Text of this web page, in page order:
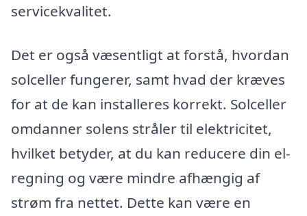
servicekvalitet.
Det er også væsentligt at forstå, hvordan
solceller fungerer, samt hvad der kræves
for at de kan installeres korrekt. Solceller
omdanner solens stråler til elektricitet,
hvilket betyder, at du kan reducere din el-
regning og være mindre afhængig af
strøm fra nettet. Dette kan være en